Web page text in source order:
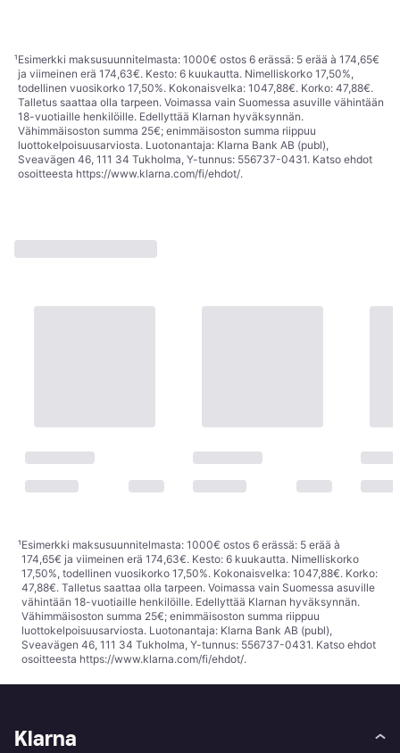
¹Esimerkki maksusuunnitelmasta: 1000€ ostos 6 erässä: 5 erää à 174,65€
ja viimeinen erä 174,63€. Kesto: 6 kuukautta. Nimelliskorko 17,50%,
todellinen vuosikorko 17,50%. Kokonaisvelka: 1047,88€. Korko: 47,88€.
Talletus saattaa olla tarpeen. Voimassa vain Suomessa asuville vähintään
18-vuotiaille henkilöille. Edellyttää Klarnan hyväksynnän.
Vähimmäisoston summa 25€; enimmäisoston summa riippuu
luottokelpoisuusarviosta. Luotonantaja: Klarna Bank AB (publ),
Sveavägen 46, 111 34 Tukholma, Y-tunnus: 556737-0431. Katso ehdot
osoitteesta https://www.klarna.com/fi/ehdot/.
¹Esimerkki maksusuunnitelmasta: 1000€ ostos 6 erässä: 5 erää à
174,65€ ja viimeinen erä 174,63€. Kesto: 6 kuukautta. Nimelliskorko
17,50%, todellinen vuosikorko 17,50%. Kokonaisvelka: 1047,88€. Korko:
47,88€. Talletus saattaa olla tarpeen. Voimassa vain Suomessa asuville
vähintään 18-vuotiaille henkilöille. Edellyttää Klarnan hyväksynnän.
Vähimmäisoston summa 25€; enimmäisoston summa riippuu
luottokelpoisuusarviosta. Luotonantaja: Klarna Bank AB (publ),
Sveavägen 46, 111 34 Tukholma, Y-tunnus: 556737-0431. Katso ehdot
osoitteesta https://www.klarna.com/fi/ehdot/.
Klarna